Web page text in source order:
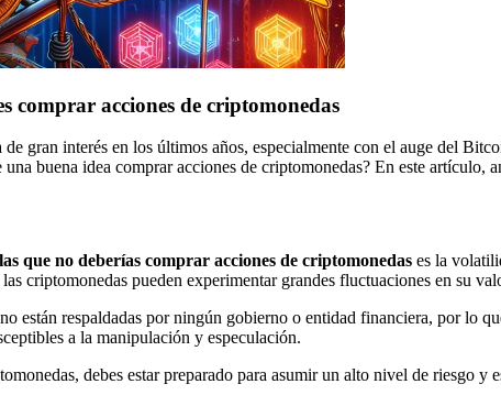
comprar acciones de criptomonedas
de gran interés en los últimos años, especialmente con el auge del
una buena idea comprar acciones de criptomonedas? En este artículo,
que no deberías comprar acciones de criptomonedas es la
criptomonedas pueden experimentar grandes fluctuaciones en su
están respaldadas por ningún gobierno o entidad financiera, por lo
a la manipulación y especulación.
debes estar preparado para asumir un alto nivel de riesgo